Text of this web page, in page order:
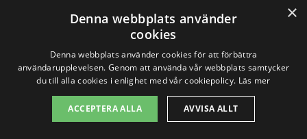
städer nära Skärplinge
Trädbeskärning är en viktig åtgärd för att
säkerställa att dina träd är friska och
växer på bästa sätt. Om du bor i
×
Denna webbplats använder
cookies
Denna webbplats använder cookies för att förbättra
användarupplevelsen. Genom att använda vår webbplats samtycker
du till alla cookies i enlighet med vår cookiepolicy. Läs mer
ACCEPTERA ALLA AVVISA ALLT